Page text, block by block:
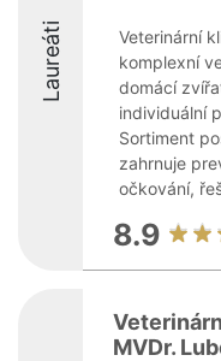
Laureáti
Veterinární
komplexní
domácí
individuální
Sortiment
zahrnuje
očkování,
8.9
MVDr.